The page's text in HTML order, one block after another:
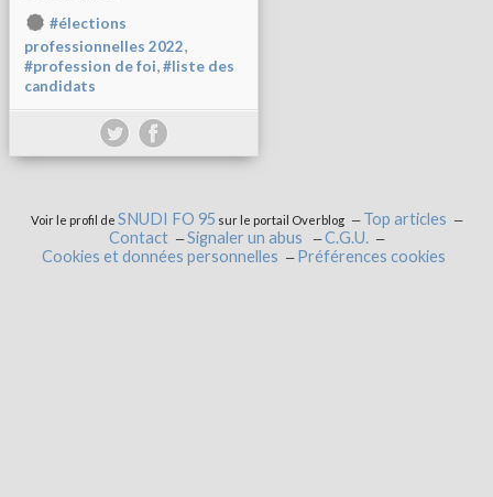
#élections
professionnelles 2022,
#profession de foi,#liste des
candidats
Voir le profil de SNUDI FO 95 sur le portail Overblog
Top articles
Contact
Signaler un abus
C.G.U.
Cookies et données personnelles
Préférences cookies